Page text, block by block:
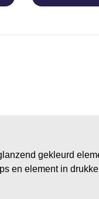
gekleurd
en element in